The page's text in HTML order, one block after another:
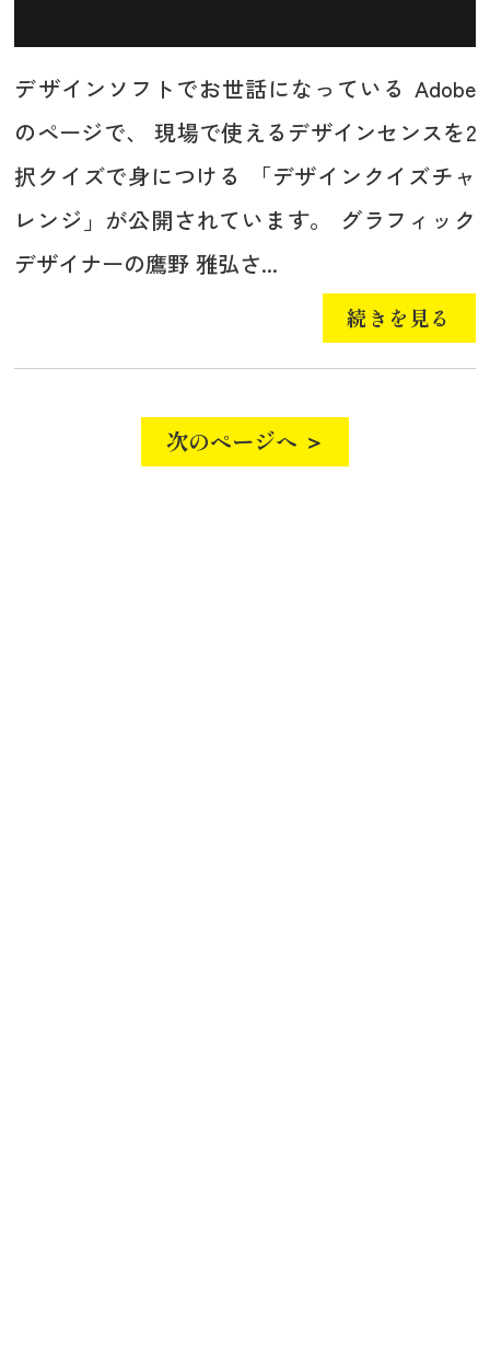
デザインソフトでお世話になっている Adobe
のページで、 現場で使えるデザインセンスを2
択クイズで身につける 「デザインクイズチャ
レンジ」が公開されています。 グラフィック
デザイナーの鷹野 雅弘さ...
続きを見る
次のページへ ＞